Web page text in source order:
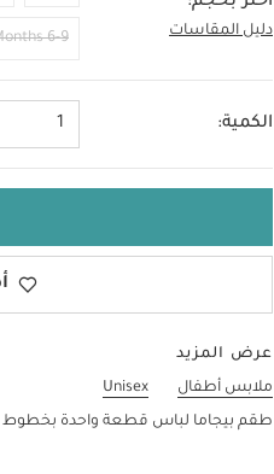
دليل المقاسات 6-9 Months 12-18 Months
الكمية: 1
عرض المزيد
ملابس أطفال
Unisex
طقم بيجاما لباس قطعة واحدة بخطوط